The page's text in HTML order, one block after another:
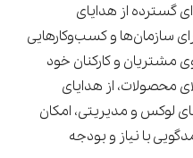
گسترده از هدایای
سازمان‌ها و کسب‌وکارهایی
مشتریان و کارکنان خود
محصولات، از هدایای
لوکس و مدیریتی، امکان
با نیاز و بودجه